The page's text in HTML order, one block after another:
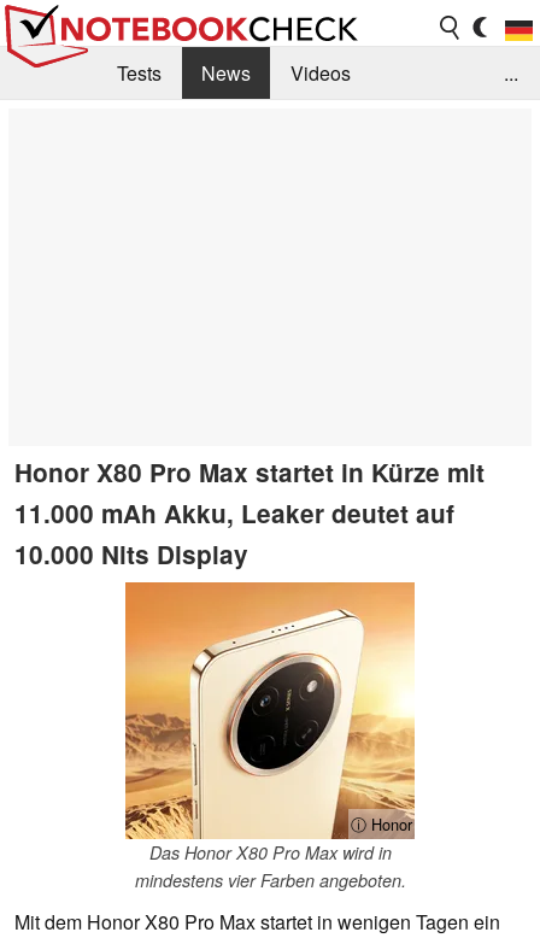
Tests News
Videos
...
Honor X80 Pro Max startet in Kürze mit
11.000 mAh Akku, Leaker deutet auf
10.000 Nits Display
ⓘ Honor
Das Honor X80 Pro Max wird in
mindestens vier Farben angeboten.
Mit dem Honor X80 Pro Max startet in wenigen Tagen ein